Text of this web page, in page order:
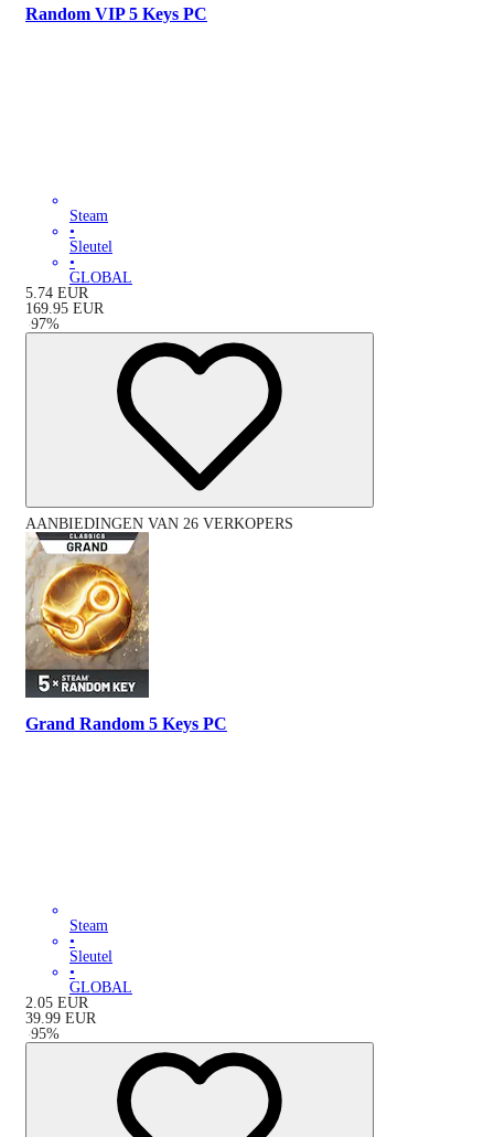
Random VIP 5 Keys PC
Steam
•
Sleutel
•
GLOBAL
5.74 EUR
169.95 EUR
-97%
AANBIEDINGEN VAN 26 VERKOPERS
Grand Random 5 Keys PC
Steam
•
Sleutel
•
GLOBAL
2.05 EUR
39.99 EUR
-95%